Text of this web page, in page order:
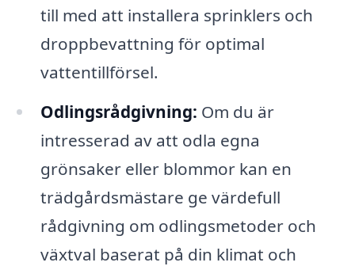
till med att installera sprinklers och
droppbevattning för optimal
vattentillförsel.
Odlingsrådgivning: Om du är
intresserad av att odla egna
grönsaker eller blommor kan en
trädgårdsmästare ge värdefull
rådgivning om odlingsmetoder och
växtval baserat på din klimat och